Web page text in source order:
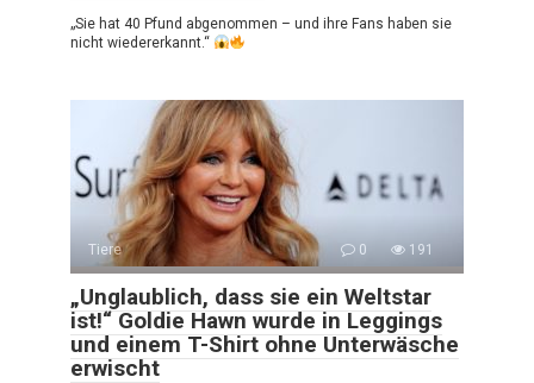
„Sie hat 40 Pfund abgenommen – und ihre Fans haben sie
nicht wiedererkannt.“
Tiere 0 191
„Unglaublich, dass sie ein Weltstar
ist!“ Goldie Hawn wurde in Leggings
und einem T-Shirt ohne Unterwäsche
erwischt